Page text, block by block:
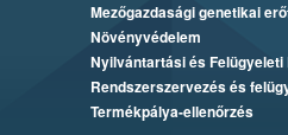
Mezőgazdasági genetikai
Növényvédelem
Nyilvántartási és Felügyeleti
Rendszerszervezés és
Termékpálya-ellenőrzés